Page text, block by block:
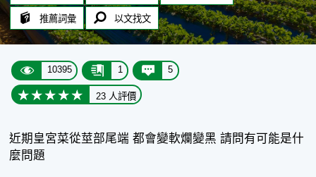
推薦詞彙 以文找文
10395 1 5
23 人評價
近期皇宮菜從莖部尾端 都會變軟爛變黑 請問有可能是什
麼問題